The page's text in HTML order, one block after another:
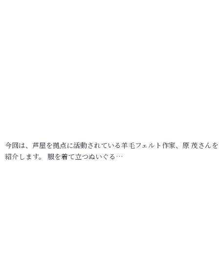
今回は、芦屋を拠点に活動されている羊毛フェルト作家、原 茂さん
紹介します。 服を着て立つぬいぐる…